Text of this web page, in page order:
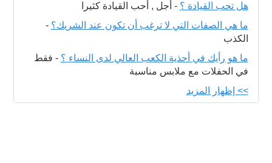
هل تحب القيادة ؟ - أجل , أحب القيادة كثيرا
ما هي الصفات التي لا ترغب أن تكون عند الشريك؟ -
الكذب
ما هو رأيك في أحذية الكعب العالي لدى النساء ؟ - فقط
في الحفلات مع ملابس مناسبة
>> إظهار المزيد